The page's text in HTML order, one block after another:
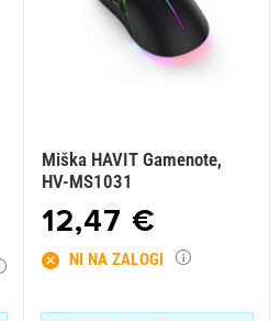
Miška HAVIT Gamenote,
HV-MS1031
12,47 €
NI NA ZALOGI